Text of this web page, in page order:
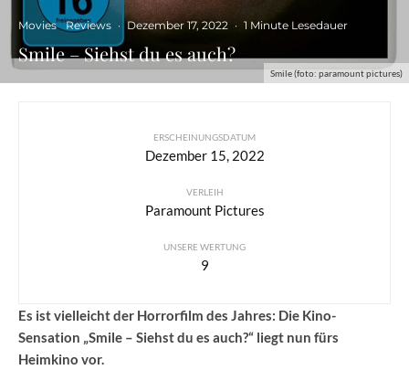
Smile (foto: paramount pictures)
Movies Reviews · Dezember 17, 2022 · 1 Minute Lesedauer
Smile – Siehst du es auch?
ERSCHEINUNGSDATUM
Dezember 15, 2022
VERLEIH
Paramount Pictures
UNSERE WERTUNG
9
Es ist vielleicht der Horrorfilm des Jahres: Die Kino-
Sensation „Smile – Siehst du es auch?“ liegt nun fürs
Heimkino vor.